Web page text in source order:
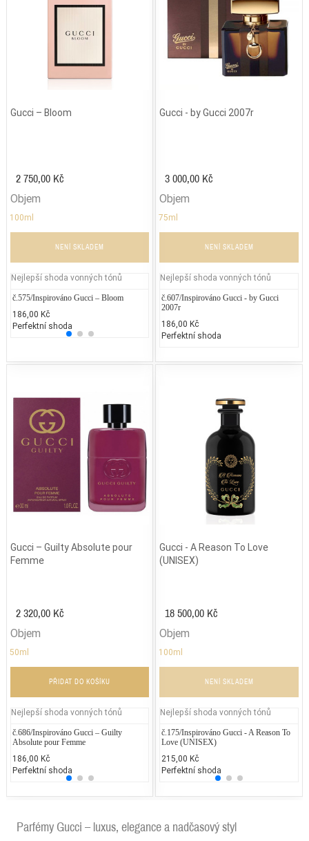
Gucci – Bloom
2 750,00 Kč
Objem
100ml
NENÍ SKLADEM
Nejlepší shoda vonných tónů
č.575/Inspirováno Gucci – Bloom
186,00 Kč
Perfektní shoda
Armani - Code Absolu Femme
1.289,21 Kč
25% běžných vonných tónů
Gucci - by Gucci 2007r
3 000,00 Kč
Objem
75ml
NENÍ SKLADEM
Nejlepší shoda vonných tónů
č.607/Inspirováno Gucci - by Gucci
2007r
186,00 Kč
Perfektní shoda
Gucci – Guilty Absolute pour
Femme
2 320,00 Kč
Objem
50ml
PŘIDAT DO KOŠÍKU
Nejlepší shoda vonných tónů
č.686/Inspirováno Gucci – Guilty
Absolute pour Femme
186,00 Kč
Perfektní shoda
Lancôme Trésor in Love
4.000,00 Kč
25% běžných vonných tónů
Gucci - A Reason To Love
(UNISEX)
18 500,00 Kč
Objem
100ml
NENÍ SKLADEM
Nejlepší shoda vonných tónů
č.175/Inspirováno Gucci - A Reason To
Love (UNISEX)
215,00 Kč
Perfektní shoda
Parfémy Gucci – luxus, elegance a nadčasový styl